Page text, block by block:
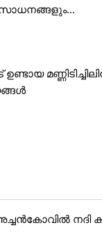
സാധനങ്ങളും...
നദി